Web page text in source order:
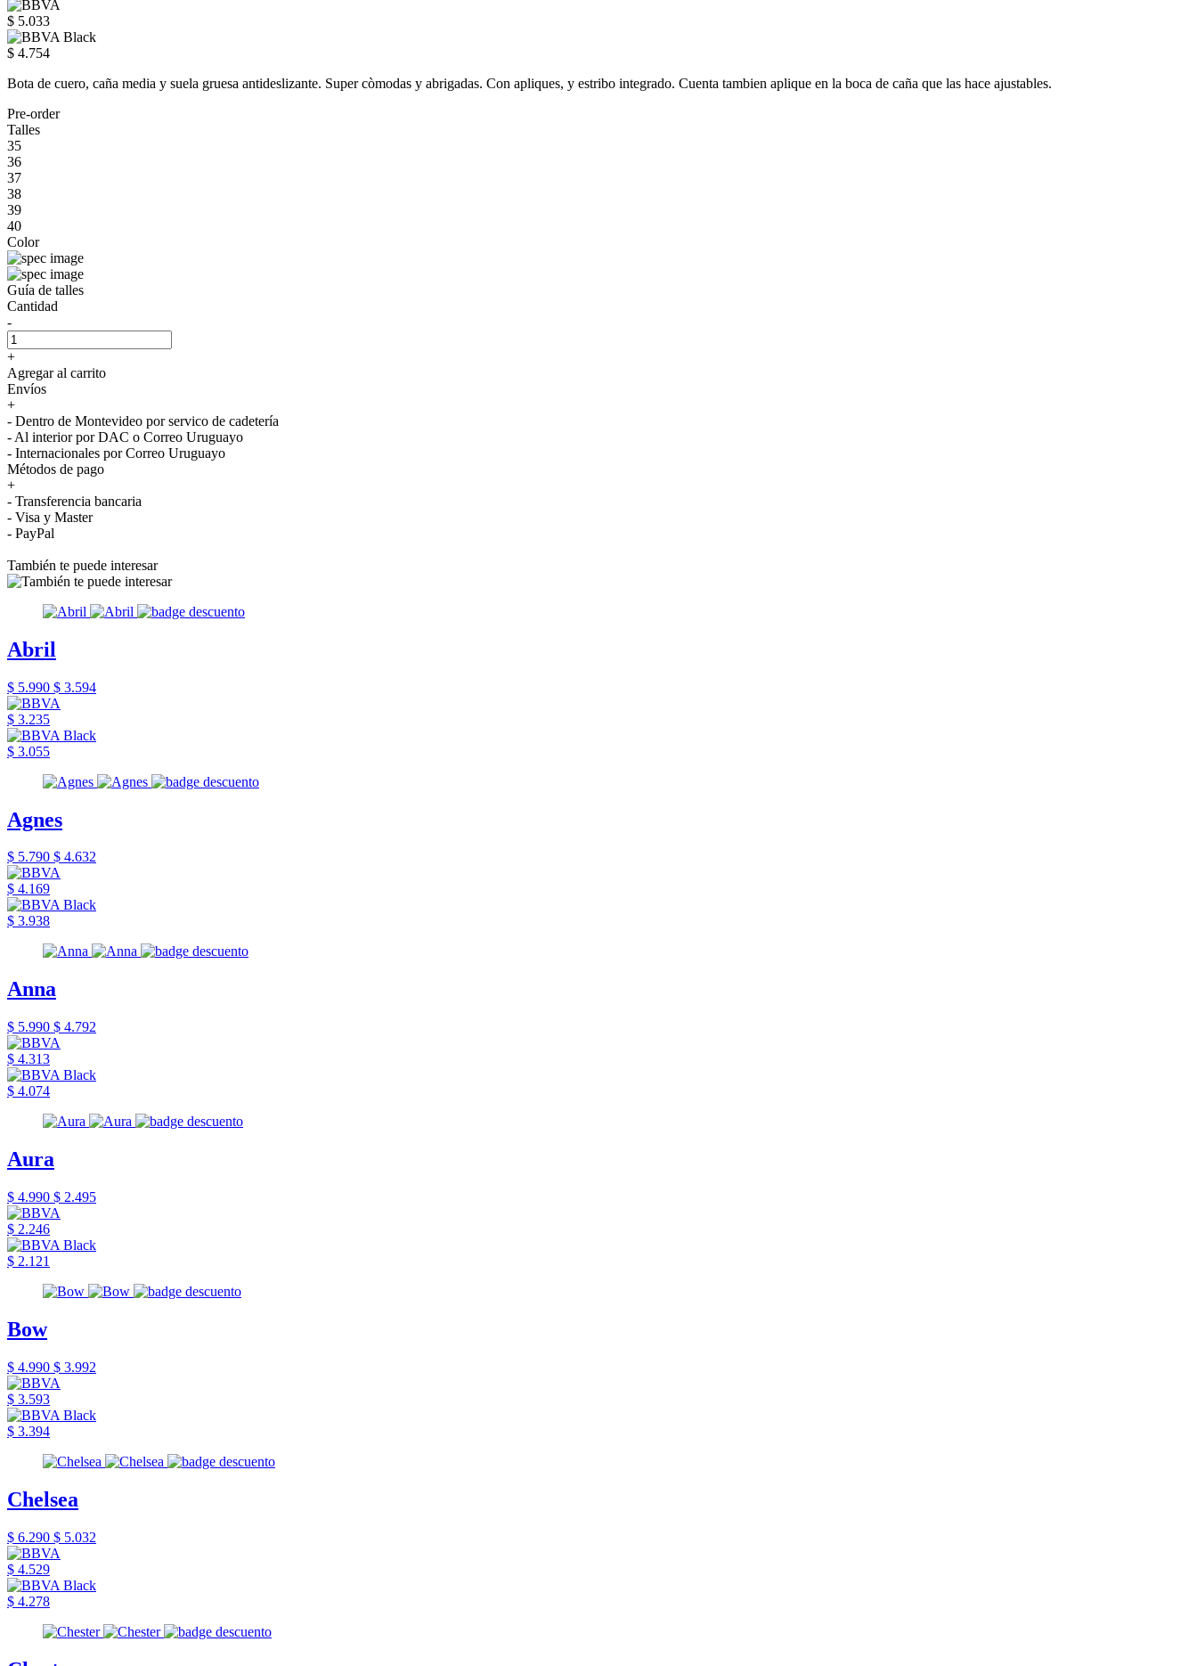
$ 5.033
$ 4.754
Bota de cuero, caña media y suela gruesa antideslizante. Super còmodas y abrigadas. Con apliques, y estribo integrado. Cuenta tambien aplique en la boca de caña que las hace ajustables.
Pre-order
Talles
35
36
37
38
39
40
Color
Guía de talles
Cantidad
-
+
Agregar al carrito
Envíos
+
- Dentro de Montevideo por servico de cadetería
- Al interior por DAC o Correo Uruguayo
- Internacionales por Correo Uruguayo
Métodos de pago
+
- Transferencia bancaria
- Visa y Master
- PayPal
También te puede interesar
Abril
$ 5.990 $ 3.594
$ 3.235
$ 3.055
Agnes
$ 5.790 $ 4.632
$ 4.169
$ 3.938
Anna
$ 5.990 $ 4.792
$ 4.313
$ 4.074
Aura
$ 4.990 $ 2.495
$ 2.246
$ 2.121
Bow
$ 4.990 $ 3.992
$ 3.593
$ 3.394
Chelsea
$ 6.290 $ 5.032
$ 4.529
$ 4.278